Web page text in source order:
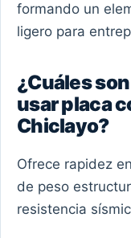
formando un
ligero para
¿Cuáles
usar placa
Chiclayo?
Ofrece rapidez
de peso
resistencia